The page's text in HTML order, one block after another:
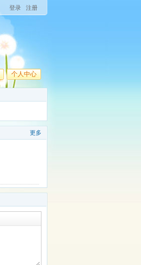
登录 注册
个人中心
更多